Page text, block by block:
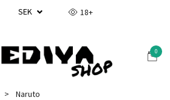
SEK 18+
0
Naruto